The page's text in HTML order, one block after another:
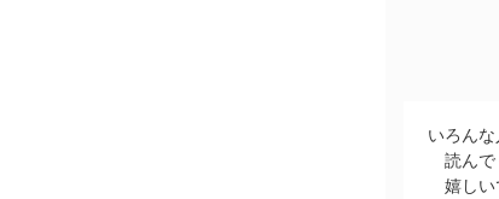
いろん
読んで
嬉しい